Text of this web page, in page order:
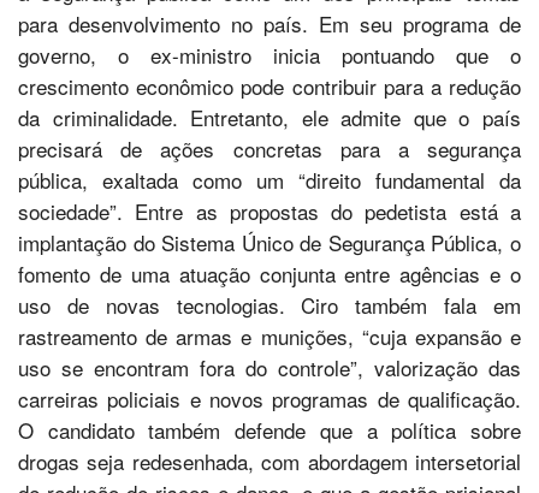
para desenvolvimento no país. Em seu programa de
governo, o ex-ministro inicia pontuando que o
crescimento econômico pode contribuir para a redução
da criminalidade. Entretanto, ele admite que o país
precisará de ações concretas para a segurança
pública, exaltada como um “direito fundamental da
sociedade”. Entre as propostas do pedetista está a
implantação do Sistema Único de Segurança Pública, o
fomento de uma atuação conjunta entre agências e o
uso de novas tecnologias. Ciro também fala em
rastreamento de armas e munições, “cuja expansão e
uso se encontram fora do controle”, valorização das
carreiras policiais e novos programas de qualificação.
O candidato também defende que a política sobre
drogas seja redesenhada, com abordagem intersetorial